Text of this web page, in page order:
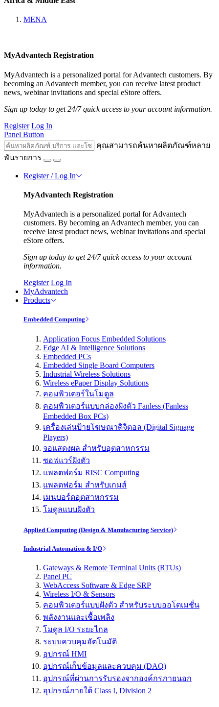
MENA
MyAdvantech Registration
MyAdvantech is a personalized portal for Advantech customers. By
becoming an Advantech member, you can receive latest product
news, webinar invitations and special eStore offers.
Sign up today to get 24/7 quick access to your account information.
Register Log In
Panel Button
คุณสามารถค้นหาผลิตภัณฑ์หลาย
พันรายการ
Register / Log In
MyAdvantech Registration
MyAdvantech is a personalized portal for Advantech
customers. By becoming an Advantech member, you can
receive latest product news, webinar invitations and special
eStore offers.
Sign up today to get 24/7 quick access to your account
information.
Register Log In
MyAdvantech
Products
Embedded Computing
Application Focus Embedded Solutions
Edge AI & Intelligence Solutions
Embedded PCs
Embedded Single Board Computers
Industrial Wireless Solutions
Wireless ePaper Display Solutions
คอมพิวเตอร์ในโมดูล
คอมพิวเตอร์แบบกล่องฝังตัว Fanless (Fanless
Embedded Box PCs)
เครื่องเล่นป้ายโฆษณาดิจิตอล (Digital Signage
Players)
จอแสดงผล สำหรับอุตสาหกรรม
ซอฟแวร์ฝังตัว
แพลตฟอร์ม RISC Computing
แพลตฟอร์ม สำหรับเกมส์
เมนบอร์ดอุตสาหกรรม
โมดูลแบบฝังตัว
Applied Computing (Design & Manufacturing Service)
Industrial Automation & I/O
Gateways & Remote Terminal Units (RTUs)
Panel PC
WebAccess Software & Edge SRP
Wireless I/O & Sensors
คอมพิวเตอร์แบบฝังตัว สำหรับระบบออโตเมชั่น
พลังงานและเชื้อเพลิง
โมดูล I/O ระยะไกล
ระบบควบคุมอัตโนมัติ
อุปกรณ์ HMI
อุปกรณ์เก็บข้อมูลและควบคุม (DAQ)
อุปกรณ์ที่ผ่านการรับรองจากองค์กรภายนอก
อุปกรณ์ภายใต้ Class I, Division 2